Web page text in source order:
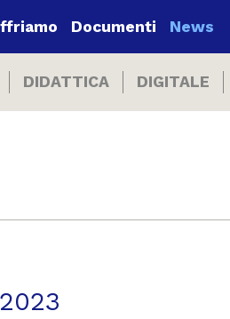
Documenti News
DIDATTICA DIGITALE